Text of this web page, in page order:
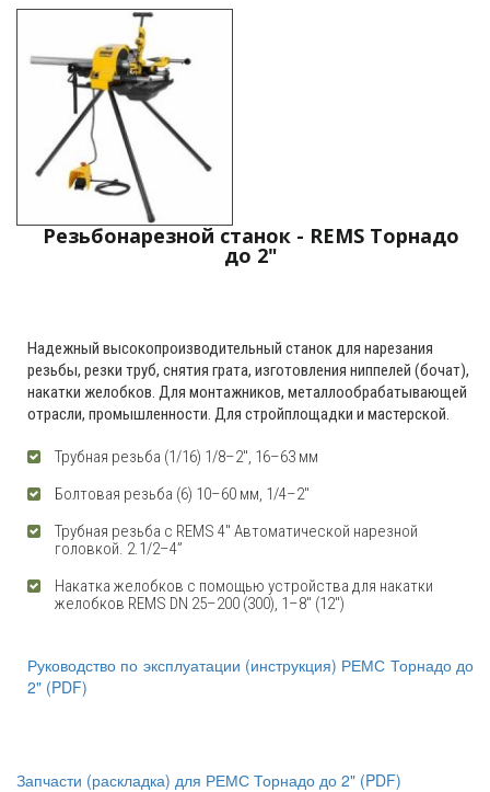
Резьбонарезной станок - REMS Торнадо
до 2"
Надежный высокопроизводительный станок для нарезания
резьбы, резки труб, снятия грата, изготовления ниппелей (бочат),
накатки желобков. Для монтажников, металлообрабатывающей
отрасли, промышленности. Для стройплощадки и мастерской.
Трубная резьба (1/16) 1/8–2", 16–63 мм
Болтовая резьба (6) 10–60 мм, 1/4–2"
Трубная резьба с REMS 4" Автоматической нарезной
головкой. 2.1/2–4”
Накатка желобков с помощью устройства для накатки
желобков REMS DN 25–200 (300), 1–8" (12")
Руководство по эксплуатации (инструкция) РЕМС Торнадо до
2" (PDF)
Запчасти (раскладка) для РЕМС Торнадо до 2" (PDF)